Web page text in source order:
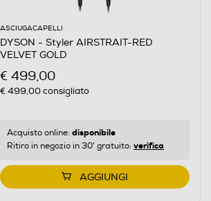
ASCIUGACAPELLI
DYSON - Styler AIRSTRAIT-RED
VELVET GOLD
€ 499,00
€ 499,00consigliato
Acquisto online: disponibile
Ritiro in negozio in 30' gratuito: verifica
AGGIUNGI